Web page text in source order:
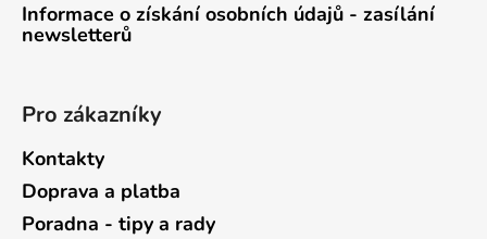
Informace o získání osobních údajů - zasílání
newsletterů
Pro zákazníky
Kontakty
Doprava a platba
Poradna - tipy a rady